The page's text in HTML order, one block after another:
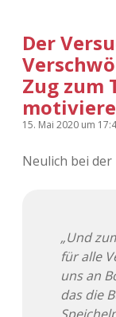
Der
Zug zum
15. Mai 2020 um
Neulich bei
„Und
für alle
uns an
das die